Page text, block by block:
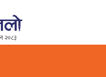
West Nepal
२०८३